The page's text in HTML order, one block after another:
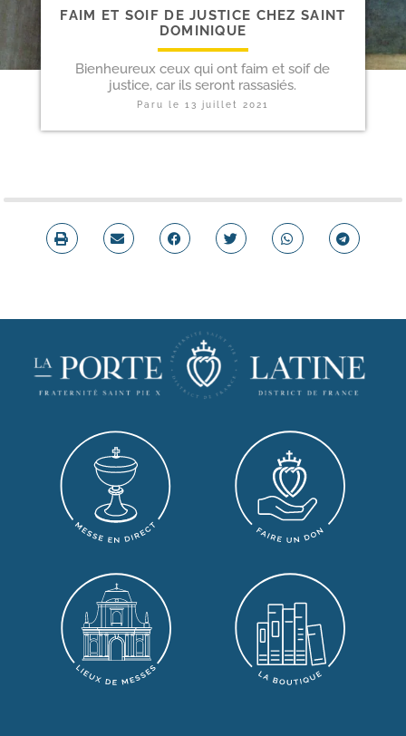
FAIM ET SOIF DE JUSTICE CHEZ SAINT
DOMINIQUE
Bienheureux ceux qui ont faim et soif de
justice, car ils seront rassasiés.
Paru le 13 juillet 2021